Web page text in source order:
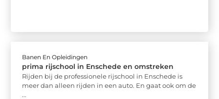
Banen En Opleidingen
prima rijschool in Enschede en omstreken
Rijden bij de professionele rijschool in Enschede is
meer dan alleen rijden in een auto. En gaat ook om de
...